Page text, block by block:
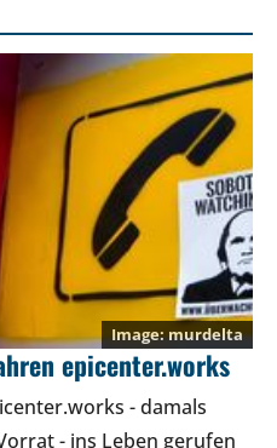
murdelta
epicenter.works
- damals
- ins Leben gerufen